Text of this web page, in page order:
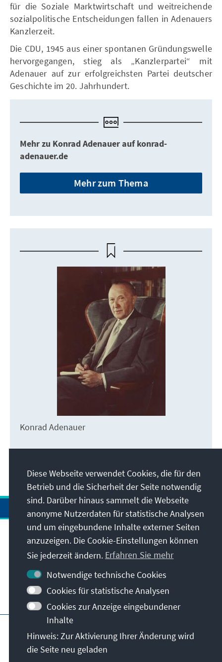
für die Soziale Marktwirtschaft und weitreichende
sozialpolitische Entscheidungen fallen in Adenauers
Kanzlerzeit.
Die CDU, 1945 aus einer spontanen Gründungswelle
hervorgegangen, stieg als „Kanzlerpartei“ mit
Adenauer auf zur erfolgreichsten Partei deutscher
Geschichte im 20. Jahrhundert.
Mehr zu Konrad Adenauer auf konrad-
adenauer.de
Mehr zum Thema
Konrad Adenauer
Anschrift
Kontakt
Besuchen Sie auch
Hauptseite der KAS
Nutzungsbedingungen
Erklärung zur Barrierefreiheit
Diese Webseite verwendet Cookies, die für den
Betrieb und die Sicherheit der Seite notwendig
sind. Darüber hinaus sammelt die Webseite
anonyme Nutzerdaten für statistische Analysen
und um eingebundene Inhalte externer Seiten
anzuzeigen. Die Cookie-Einstellungen können
Sie jederzeit ändern. Erfahren Sie mehr
Notwendige technische Cookies
Cookies für statistische Analysen
Cookies zur Anzeige eingebundener
Inhalte
Hinweis: Zur Aktivierung Ihrer Änderung wird
die Seite neu geladen